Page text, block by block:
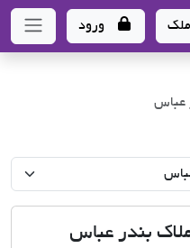
و مشاورین املاک
ورود
عباس
بندر عباس